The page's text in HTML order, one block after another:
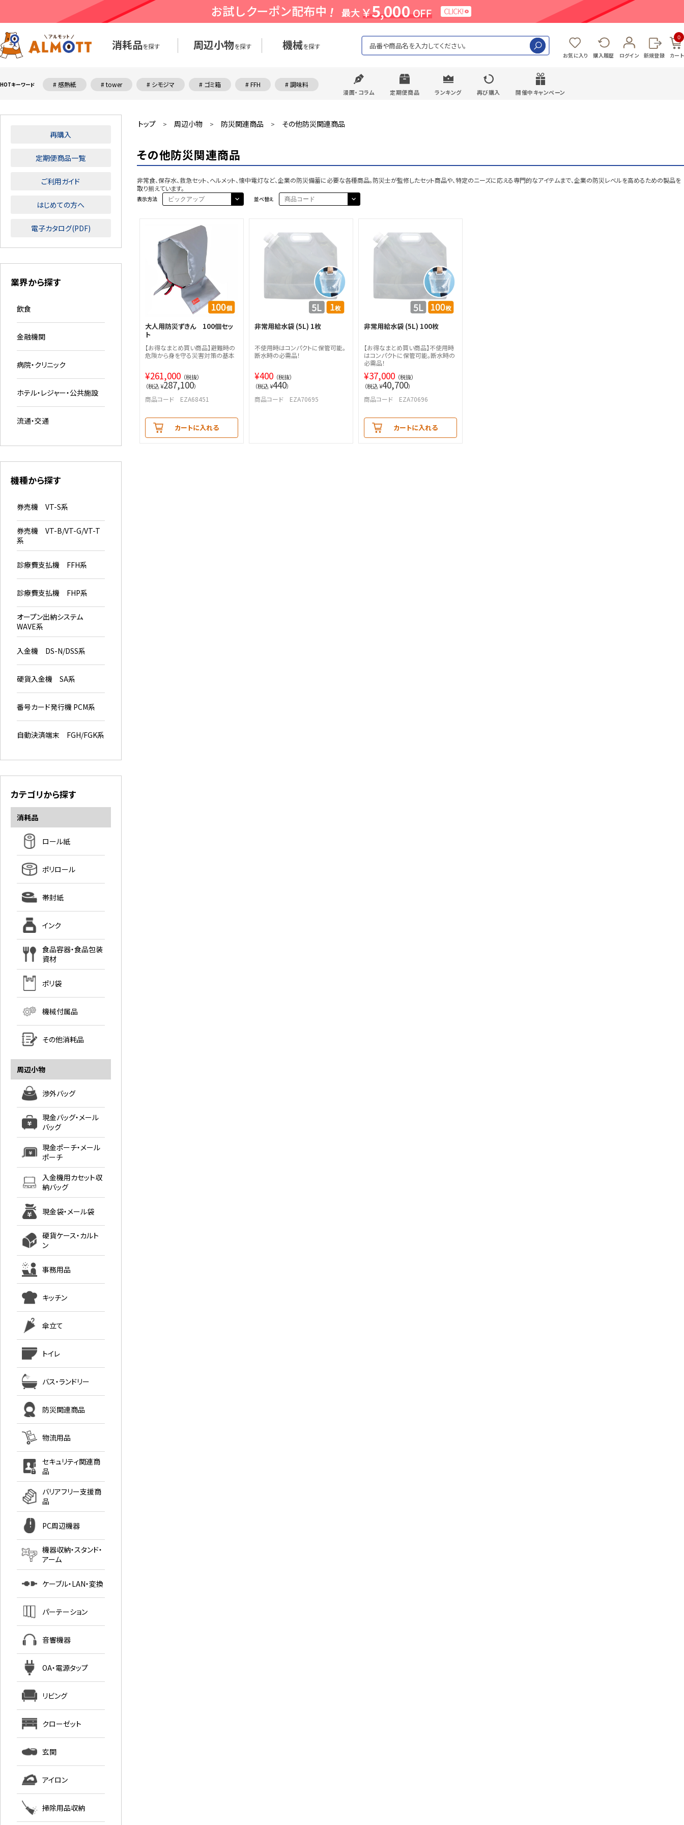
消耗品を探す 周辺小物を探す 機械を探す
検索
お気に入り
購入履歴 ログイン 新規登録 カート
0
HOTキーワード # 感熱紙 # tower # シモジマ # ゴミ箱 # FFH # 調味料
漫画・コラム 定期便商品 ランキング 再び購入 開催中キャンペーン
再購入
定期便商品一覧
ご利用ガイド
はじめての方へ
電子カタログ(PDF)
業界から探す
飲食
金融機関
病院・クリニック
ホテル・レジャー・公共施設
流通・交通
機種から探す
券売機 VT-S系
券売機 VT-B/VT-G/VT-T
系
診療費支払機 FFH系
診療費支払機 FHP系
オープン出納システム
WAVE系
入金機 DS-N/DSS系
硬貨入金機 SA系
番号カード発行機 PCM系
自動決済端末 FGH/FGK系
カテゴリから探す
消耗品
ロール紙
ポリロール
帯封紙
インク
食品容器・食品包装
資材
ポリ袋
機械付属品
その他消耗品
周辺小物
渉外バッグ
現金バッグ・メール
バッグ
現金ポーチ・メール
ポーチ
入金機用カセット収
納バッグ
現金袋・メール袋
硬貨ケース・カルト
ン
事務用品
キッチン
傘立て
トイレ
バス・ランドリー
防災関連商品
物流用品
セキュリティ関連商
品
バリアフリー支援商
品
PC周辺機器
機器収納・スタンド・
アーム
ケーブル・LAN・変換
パーテーション
音響機器
OA・電源タップ
リビング
クローゼット
玄関
アイロン
掃除用品収納
トップ > 周辺小物 > 防災関連商品 > その他防災関連商品
その他防災関連商品
非常食、保存水、救急セット、ヘルメット、懐中電灯など、企業の防災備蓄に必要な各種商品。防災士が監修したセット商品や、特定のニーズに応える専門的なアイテムまで、企業の防災レベルを高めるための製品を
取り揃えています。
表示方法 並べ替え
大人用防災ずきん 100個セッ
ト
【お得なまとめ買い商品】避難時の
危険から身を守る災害対策の基本
¥261,000 （税抜）
（税込 ¥287,100）
商品コード EZA68451
カートに入れる
非常用給水袋 (5L) 1枚
不使用時はコンパクトに保管可能。
断水時の必需品！
¥400 （税抜）
（税込 ¥440）
商品コード EZA70695
非常用給水袋 (5L) 100枚
【お得なまとめ買い商品】不使用時
はコンパクトに保管可能。断水時の
必需品！
¥37,000 （税抜）
（税込 ¥40,700）
商品コード EZA70696
カートに入れる